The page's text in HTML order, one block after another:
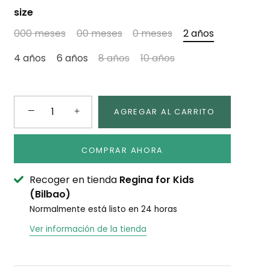
size
000 meses
00 meses 0 meses
2 años
4 años
6 años 8 años 10 años
− + AGREGAR AL CARRITO
COMPRAR AHORA
Recoger en tienda Regina for Kids
(Bilbao)
Normalmente está listo en 24 horas
Ver información de la tienda